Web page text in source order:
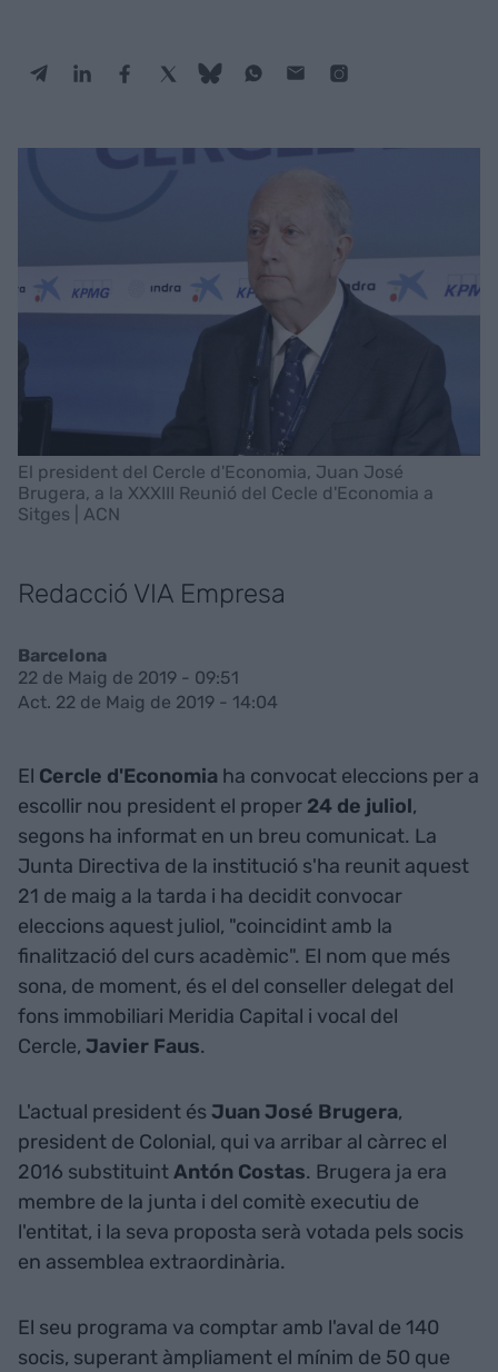
El president del Cercle d'Economia, Juan José
Brugera, a la XXXIII Reunió del Cecle d'Economia a
Sitges | ACN
Redacció VIA Empresa
Barcelona
22 de Maig de 2019 - 09:51
Act. 22 de Maig de 2019 - 14:04
El Cercle d'Economia ha convocat eleccions per a
escollir nou president el proper 24 de juliol,
segons ha informat en un breu comunicat. La
Junta Directiva de la institució s'ha reunit aquest
21 de maig a la tarda i ha decidit convocar
eleccions aquest juliol, "coincidint amb la
finalització del curs acadèmic". El nom que més
sona, de moment, és el del conseller delegat del
fons immobiliari Meridia Capital i vocal del
Cercle, Javier Faus.
L'actual president ésJuan José Brugera,
president de Colonial, qui va arribar al càrrec el
2016 substituintAntón Costas. Brugera ja era
membre de la junta i del comitè executiu de
l'entitat, i la seva proposta serà votada pels socis
en assemblea extraordinària.
El seu programa va comptar amb l'aval de 140
socis, superant àmpliament el mínim de 50 que